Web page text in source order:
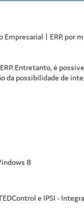
Empresarial | ERP, por
. Entretanto, é
possibilidade de
8
e IPSI -